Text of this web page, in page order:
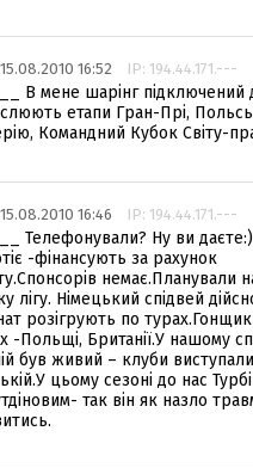
15.08.2010 16:52 IP: 194.44.171.---
В мене шарінг підключений
етапи Гран-Прі,
Командний Кубок Світу-
15.08.2010 16:46 IP: 194.44.171.---
Телефонували? Ну ви
-фінансують за рахунок
немає.Планували
лігу. Німецький спідвей
розігрують по
-Польщі, Британії.У нашому
був живий – клуби виступали
цьому сезоні до нас
так він як назло